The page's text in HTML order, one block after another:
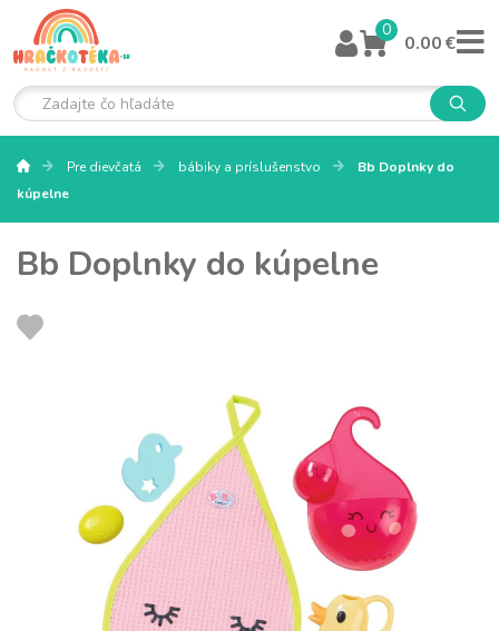
0
0.00 €
Pre dievčatá bábiky a príslušenstvo
Bb Doplnky do
kúpelne
Bb Doplnky do kúpelne